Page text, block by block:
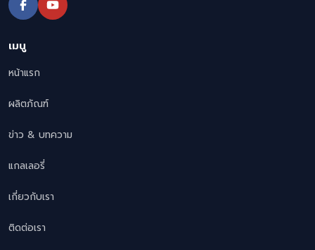
เมนู
หน้าแรก
ผลิตภัณฑ์
ข่าว & บทความ
แกลเลอรี่
เกี่ยวกับเรา
ติดต่อเรา